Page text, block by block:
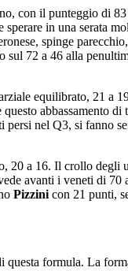
con il punteggio di 83
in una serata
spinge
sul 72 a 46 alla
equilibrato, 21 a
abbassamento
persi nel Q3, si fanno
20 a 16. Il crollo degli
avanti i veneti di 70
Pizzini con 21 punti,
questa formula. La